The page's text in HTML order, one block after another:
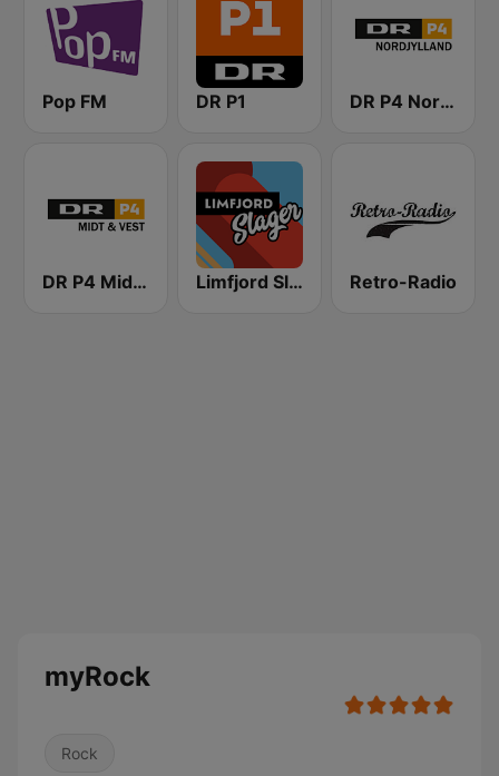
Pop FM DR P1 DR P4 Nordjylland
DR P4 Midt & Vest Limfjord Slager Retro-Radio
myRock
Rock